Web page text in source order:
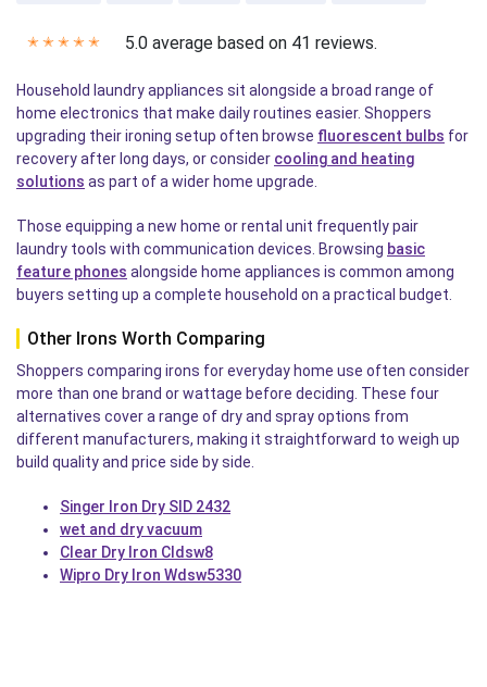
✭ ✭ ✭ ✭ ✭ 5.0 average based on 41 reviews.
Household laundry appliances sit alongside a broad range of
home electronics that make daily routines easier. Shoppers
upgrading their ironing setup often browse fluorescent bulbs for
recovery after long days, or consider cooling and heating
solutions as part of a wider home upgrade.
Those equipping a new home or rental unit frequently pair
laundry tools with communication devices. Browsing basic
feature phones alongside home appliances is common among
buyers setting up a complete household on a practical budget.
Other Irons Worth Comparing
Shoppers comparing irons for everyday home use often consider
more than one brand or wattage before deciding. These four
alternatives cover a range of dry and spray options from
different manufacturers, making it straightforward to weigh up
build quality and price side by side.
Singer Iron Dry SID 2432
wet and dry vacuum
Clear Dry Iron Cldsw8
Wipro Dry Iron Wdsw5330